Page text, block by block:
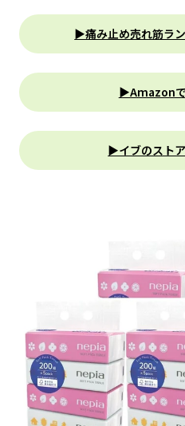
▶痛み止め売れ筋ラ
▶Amazon
▶イブのスト